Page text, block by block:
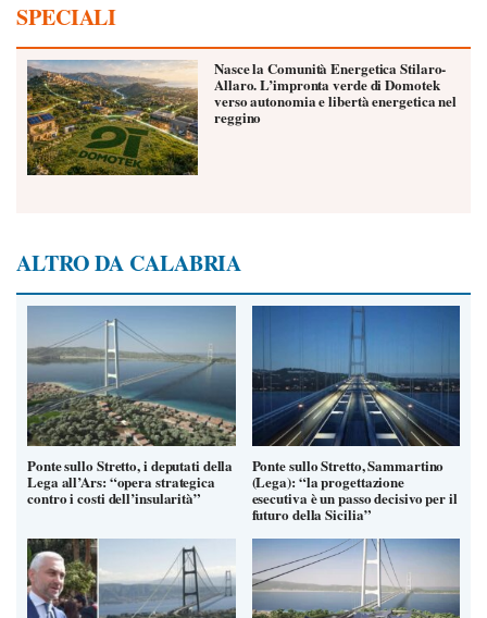
SPECIALI
Nasce la Comunità Energetica Stilaro-
Allaro. L’impronta verde di Domotek
verso autonomia e libertà energetica nel
reggino
ALTRO DA CALABRIA
Ponte sullo Stretto, i deputati della
Lega all’Ars: “opera strategica
contro i costi dell’insularità”
Ponte sullo Stretto, Sammartino
(Lega): “la progettazione
esecutiva è un passo decisivo per il
futuro della Sicilia”